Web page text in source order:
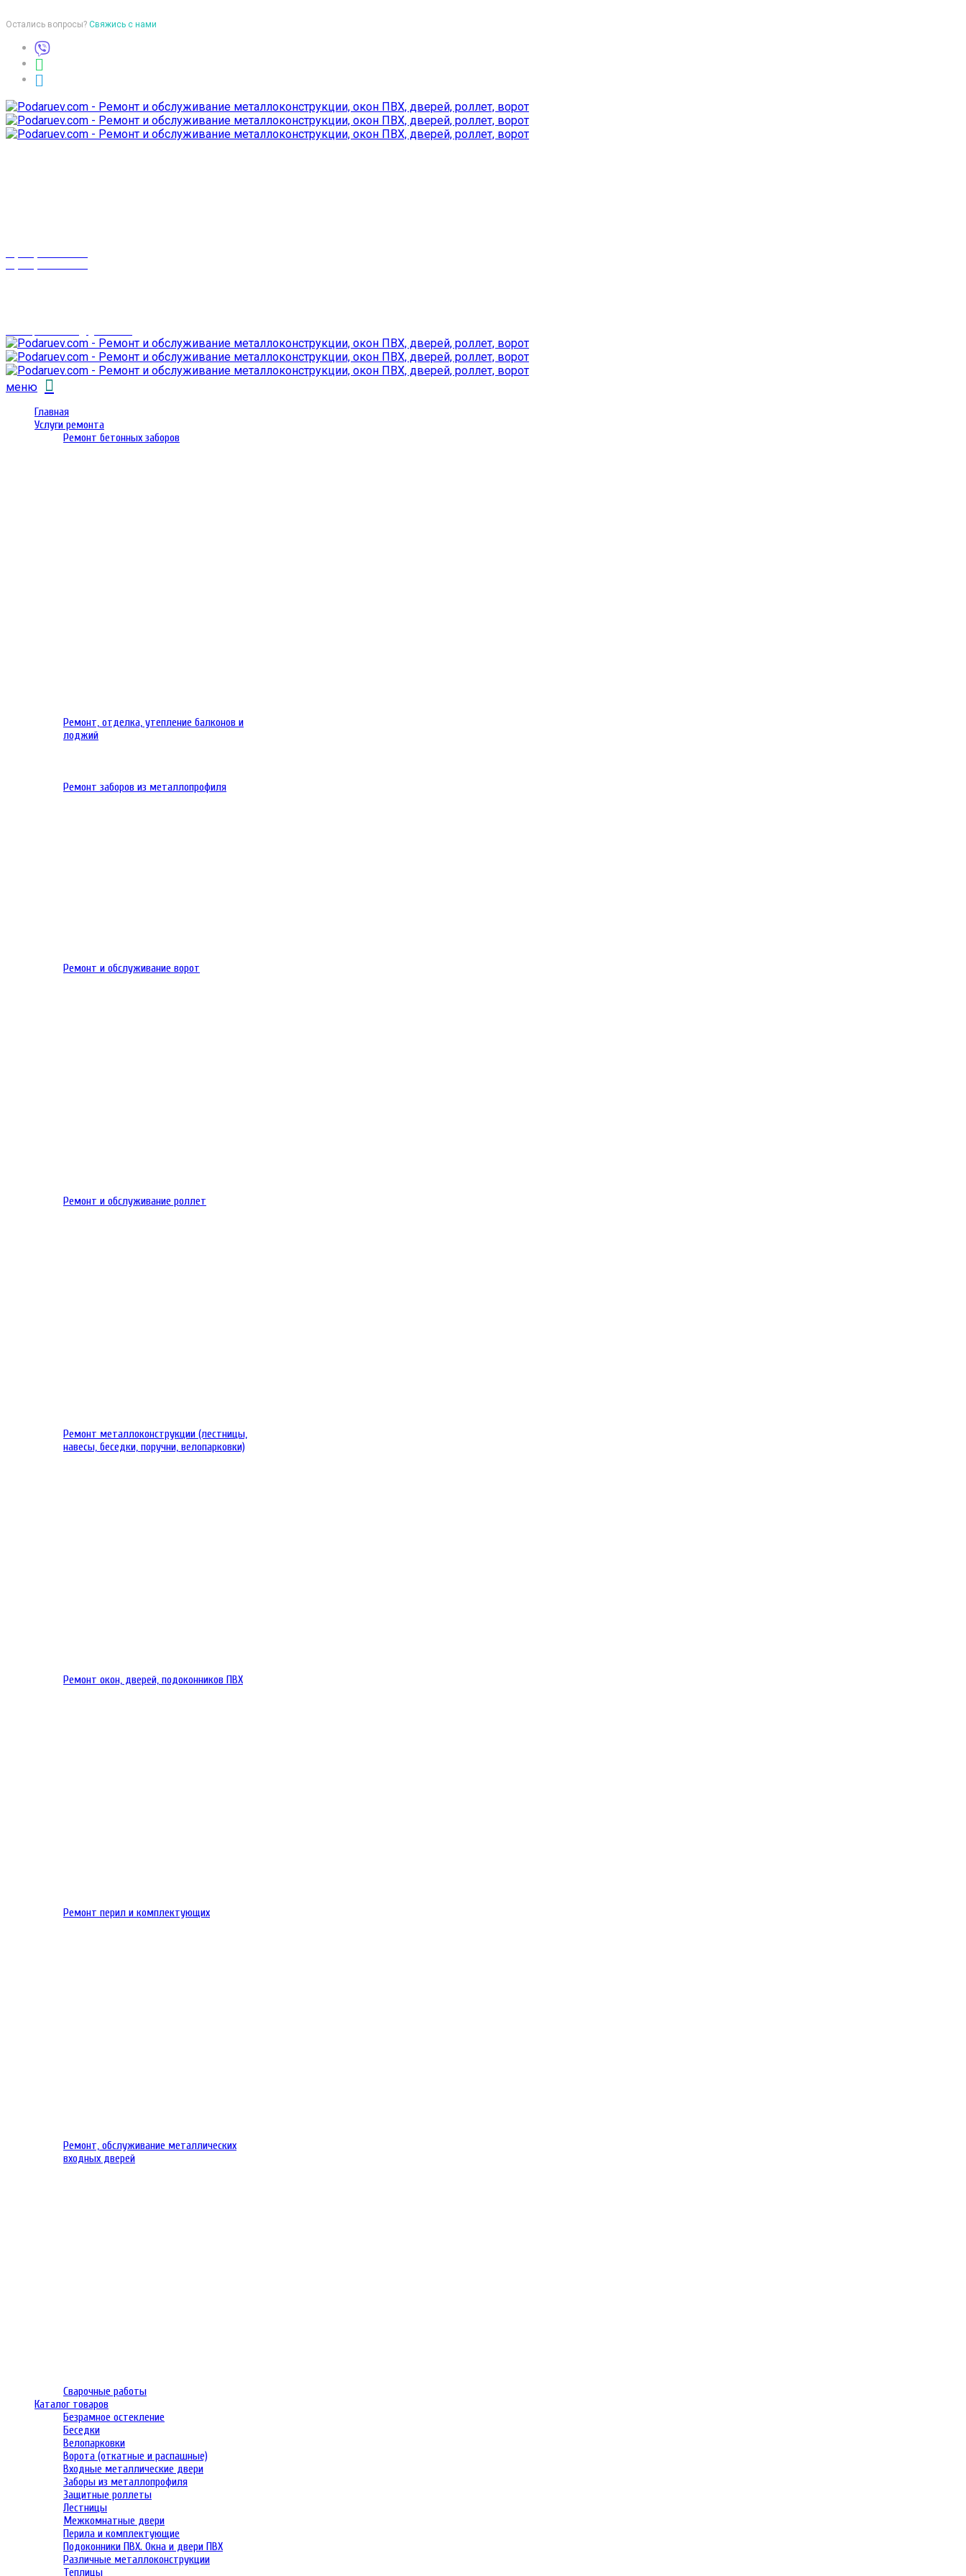
Остались вопросы? Свяжись с нами
меню
Главная
Услуги ремонта
Ремонт бетонных заборов
Ремонт, отделка, утепление балконов и
лоджий
Ремонт заборов из металлопрофиля
Ремонт и обслуживание ворот
Ремонт и обслуживание роллет
Ремонт металлоконструкции (лестницы,
навесы, беседки, поручни, велопарковки)
Ремонт окон, дверей, подоконников ПВХ
Ремонт перил и комплектующих
Ремонт, обслуживание металлических
входных дверей
Сварочные работы
Каталог товаров
Безрамное остекление
Беседки
Велопарковки
Ворота (откатные и распашные)
Входные металлические двери
Заборы из металлопрофиля
Защитные роллеты
Лестницы
Межкомнатные двери
Перила и комплектующие
Подоконники ПВХ. Окна и двери ПВХ
Различные металлоконструкции
Теплицы